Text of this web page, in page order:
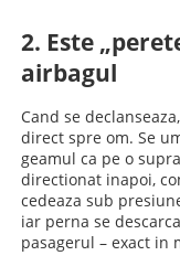
2. Este
airbagul
Cand se
direct spre om. Se
geamul ca pe o
directionat inapoi,
cedeaza sub
iar perna se
pasagerul – exact in